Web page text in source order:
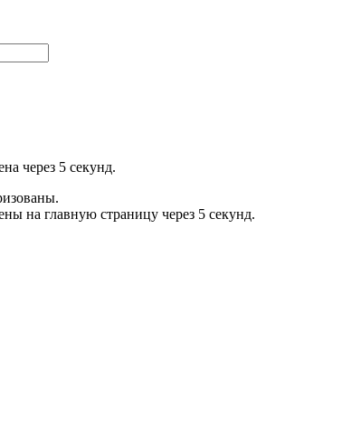
через 5 секунд.
на главную страницу через 5 секунд.